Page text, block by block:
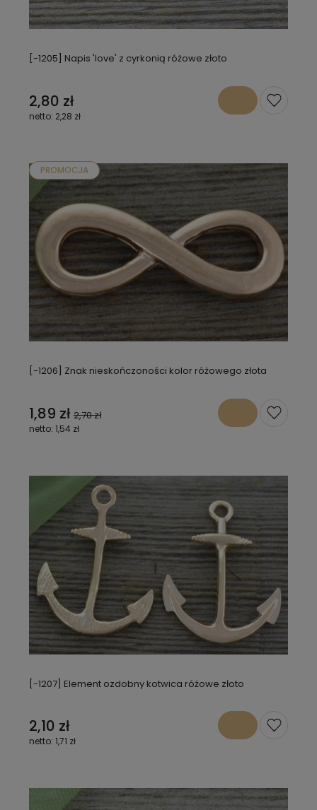
[-1205] Napis 'love' z cyrkonią różowe złoto
2,80 zł
2,28 zł
[-1206] Znak nieskończoności kolor różowego złota
1,89 zł 2,70 zł
1,54 zł
PROMOCJA
[-1207] Element ozdobny kotwica różowe złoto
2,10 zł
1,71 zł